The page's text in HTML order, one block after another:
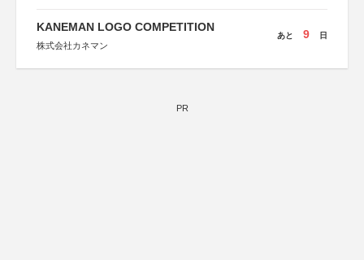
KANEMAN LOGO COMPETITION
株式会社カネマン
あと 9 日
PR